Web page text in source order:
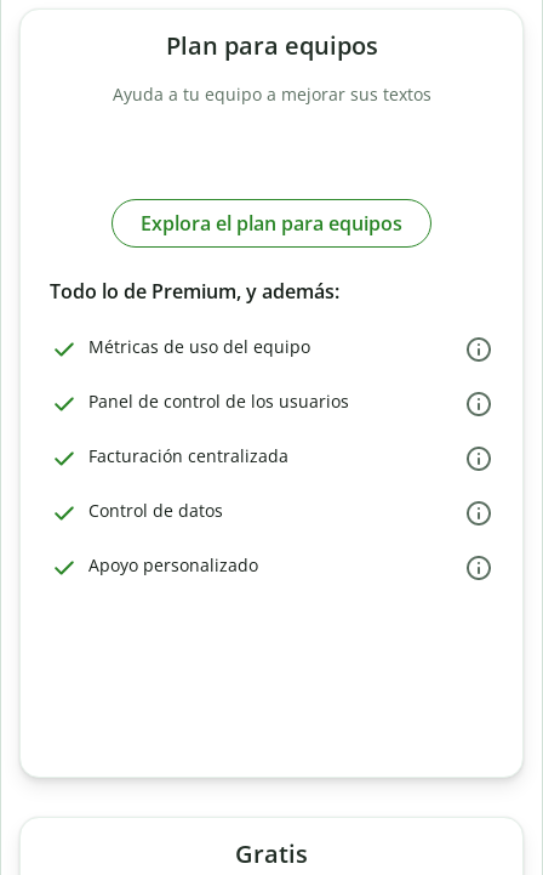
Plan para equipos
Ayuda a tu equipo a mejorar sus textos
Explora el plan para equipos
Todo lo de Premium, y además:
Métricas de uso del equipo
Panel de control de los usuarios
Facturación centralizada
Control de datos
Apoyo personalizado
Gratis